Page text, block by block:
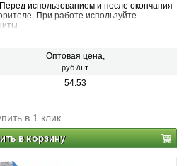
использованием и после окончания
При работе используйте
Оптовая цена,
руб./шт.
54.53
в 1 клик
в корзину